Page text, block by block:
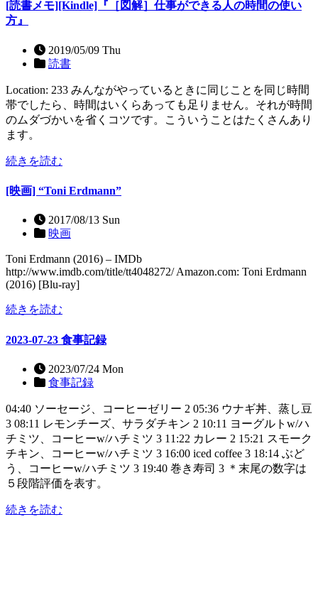
[読書メモ][Kindle]『［図解］仕事ができる人の時間の使い
方』
2019/05/09 Thu
読書
Location: 233 みんながやっているときに同じことを同じ時間
帯でしたら、時間はいくらあっても足りません。それが時間
のムダづかいを省くコツです。こういうことはたくさんあり
ます。
続きを読む
[映画] “Toni Erdmann”
2017/08/13 Sun
映画
Toni Erdmann (2016) – IMDb
http://www.imdb.com/title/tt4048272/ Amazon.com: Toni Erdmann
(2016) [Blu-ray]
続きを読む
2023-07-23 食事記録
2023/07/24 Mon
食事記録
04:40 ソーセージ、コーヒーゼリー 2 05:36 ウナギ丼、蒸し豆
3 08:11 レモンチーズ、サラダチキン 2 10:11 ヨーグルトw/ハ
チミツ、コーヒーw/ハチミツ 3 11:22 カレー 2 15:21 スモーク
チキン、コーヒーw/ハチミツ 3 16:00 iced coffee 3 18:14 ぶど
う、コーヒーw/ハチミツ 3 19:40 巻き寿司 3 ＊末尾の数字は
５段階評価を表す。
続きを読む